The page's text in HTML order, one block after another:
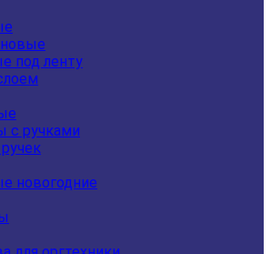
под ленту
с ручками
новогодние